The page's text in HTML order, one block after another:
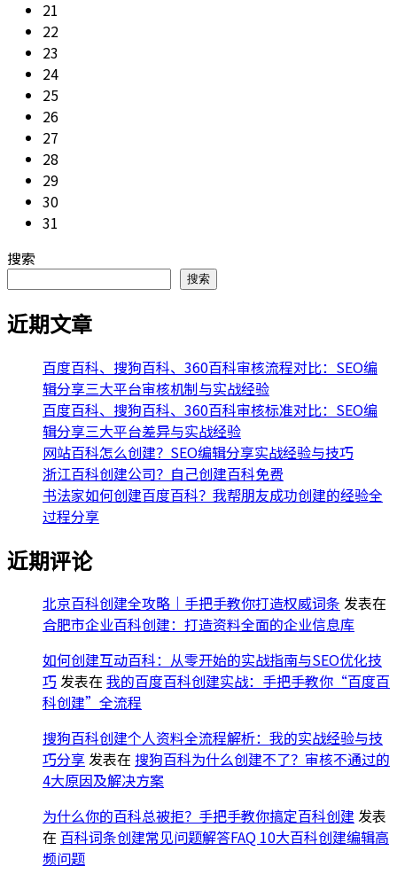
21
22
23
24
25
26
27
28
29
30
31
搜索
搜索
近期文章
百度百科、搜狗百科、360百科审核流程对比：SEO编
辑分享三大平台审核机制与实战经验
百度百科、搜狗百科、360百科审核标准对比：SEO编
辑分享三大平台差异与实战经验
网站百科怎么创建？SEO编辑分享实战经验与技巧
浙江百科创建公司？自己创建百科免费
书法家如何创建百度百科？我帮朋友成功创建的经验全
过程分享
近期评论
北京百科创建全攻略｜手把手教你打造权威词条 发表在
合肥市企业百科创建：打造资料全面的企业信息库
如何创建互动百科：从零开始的实战指南与SEO优化技
巧 发表在 我的百度百科创建实战：手把手教你“百度百
科创建”全流程
搜狗百科创建个人资料全流程解析：我的实战经验与技
巧分享 发表在 搜狗百科为什么创建不了？审核不通过的
4大原因及解决方案
为什么你的百科总被拒？手把手教你搞定百科创建 发表
在 百科词条创建常见问题解答FAQ 10大百科创建编辑高
频问题